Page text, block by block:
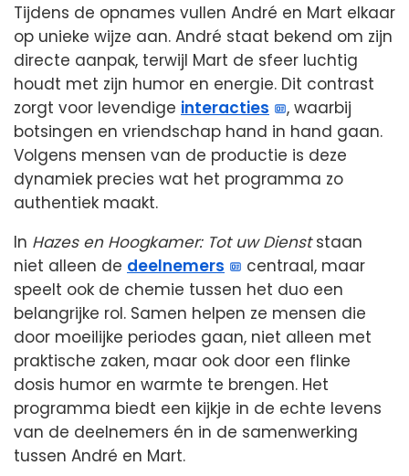
Tijdens de opnames vullen André en Mart elkaar
op unieke wijze aan. André staat bekend om zijn
directe aanpak, terwijl Mart de sfeer luchtig
houdt met zijn humor en energie. Dit contrast
zorgt voor levendige interacties
, waarbij
botsingen en vriendschap hand in hand gaan.
Volgens mensen van de productie is deze
dynamiek precies wat het programma zo
authentiek maakt.
In Hazes en Hoogkamer: Tot uw Dienststaan
niet alleen de deelnemers
centraal, maar
speelt ook de chemie tussen het duo een
belangrijke rol. Samen helpen ze mensen die
door moeilijke periodes gaan, niet alleen met
praktische zaken, maar ook door een flinke
dosis humor en warmte te brengen. Het
programma biedt een kijkje in de echte levens
van de deelnemers én in de samenwerking
tussen André en Mart.